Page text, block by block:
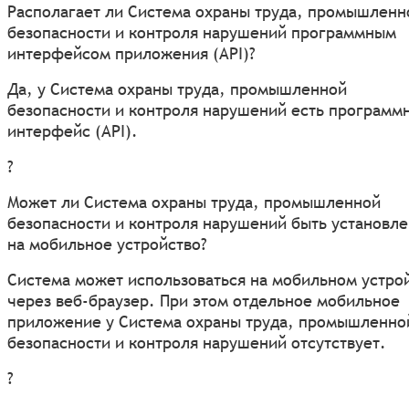
Располагает ли Система охраны труда,
безопасности и контроля нарушений программным
интерфейсом приложения (API)?
Да, у Система охраны труда, промышленной
безопасности и контроля нарушений есть
интерфейс (API).
?
Может ли Система охраны труда, промышленной
безопасности и контроля нарушений быть
на мобильное устройство?
Система может использоваться на мобильном
через веб-браузер. При этом отдельное мобильное
приложение у Система охраны труда,
безопасности и контроля нарушений отсутствует.
?